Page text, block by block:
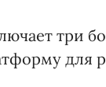
три
для